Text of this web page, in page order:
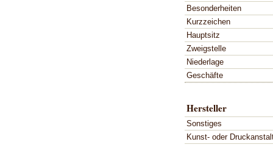
Besonderheiten
Kurzzeichen
Hauptsitz
Zweigstelle
Niederlage
Geschäfte
Hersteller
Sonstiges
Kunst- oder